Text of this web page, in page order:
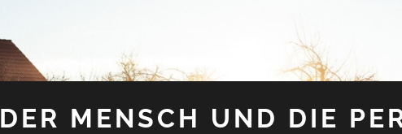
DER MENSCH UND DIE